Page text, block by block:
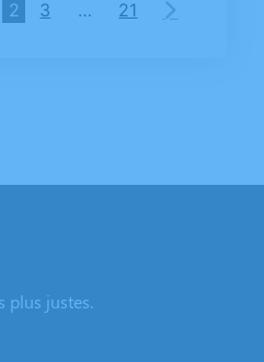
2 3 … 21
plus justes.